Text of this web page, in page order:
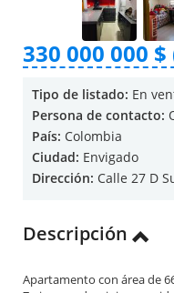
330 000 000 $
Tipo de listado: En
Persona de contacto:
País: Colombia
Ciudad: Envigado
Dirección: Calle 27 D
Descripción
Apartamento con área de